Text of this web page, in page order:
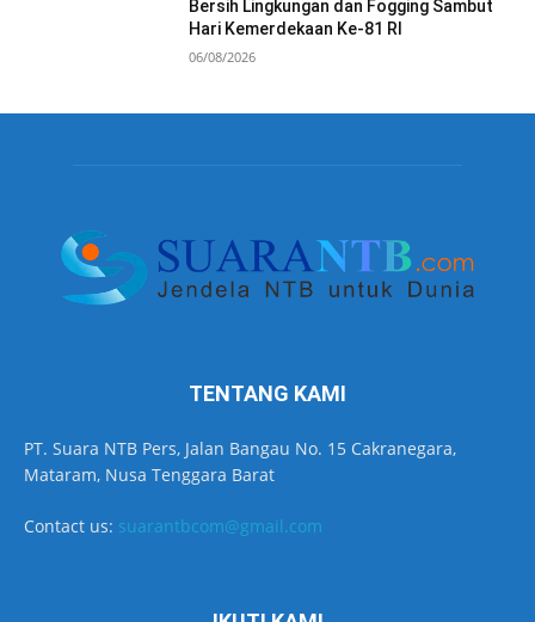
Bersih Lingkungan dan Fogging Sambut
Hari Kemerdekaan Ke-81 RI
06/08/2026
TENTANG KAMI
PT. Suara NTB Pers, Jalan Bangau No. 15 Cakranegara,
Mataram, Nusa Tenggara Barat
Contact us: suarantbcom@gmail.com